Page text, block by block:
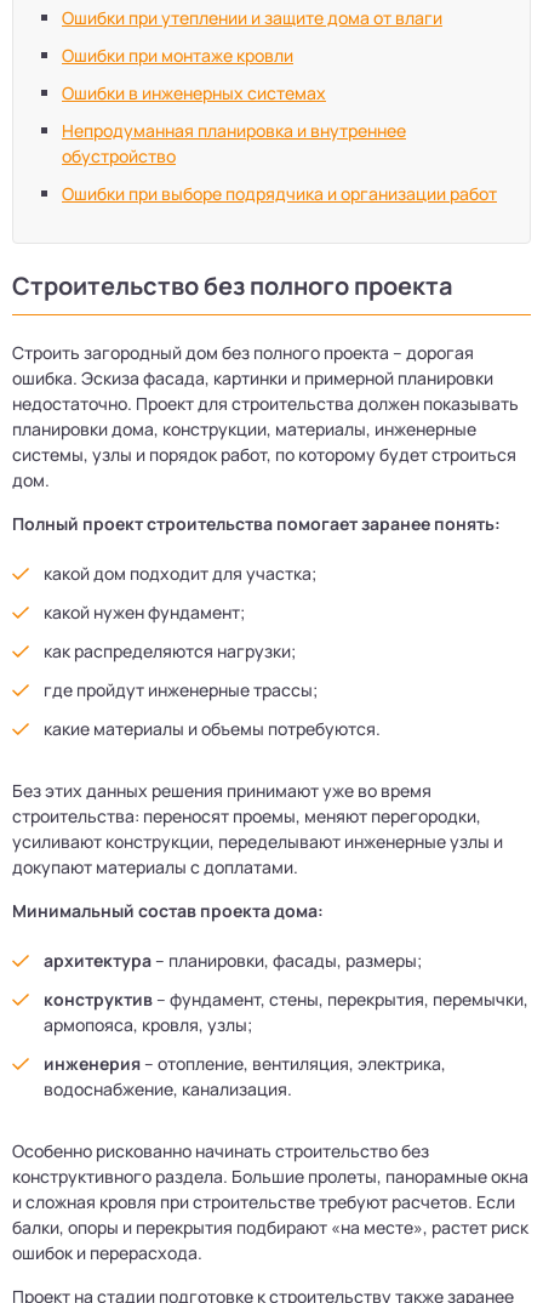
Ошибки при утеплении и защите дома от влаги
Ошибки при монтаже кровли
Ошибки в инженерных системах
Непродуманная планировка и внутреннее
обустройство
Ошибки при выборе подрядчика и организации работ
Строительство без полного проекта
Строить загородный дом без полного проекта – дорогая
ошибка. Эскиза фасада, картинки и примерной планировки
недостаточно. Проект для строительства должен показывать
планировки дома, конструкции, материалы, инженерные
системы, узлы и порядок работ, по которому будет строиться
дом.
Полный проект строительства помогает заранее понять:
какой дом подходит для участка;
какой нужен фундамент;
как распределяются нагрузки;
где пройдут инженерные трассы;
какие материалы и объемы потребуются.
Без этих данных решения принимают уже во время
строительства: переносят проемы, меняют перегородки,
усиливают конструкции, переделывают инженерные узлы и
докупают материалы с доплатами.
Минимальный состав проекта дома:
архитектура– планировки, фасады, размеры;
конструктив– фундамент, стены, перекрытия, перемычки,
армопояса, кровля, узлы;
инженерия– отопление, вентиляция, электрика,
водоснабжение, канализация.
Особенно рискованно начинать строительство без
конструктивного раздела. Большие пролеты, панорамные окна
и сложная кровля при строительстве требуют расчетов. Если
балки, опоры и перекрытия подбирают «на месте», растет риск
ошибок и перерасхода.
Проект на стадии подготовке к строительству также заранее